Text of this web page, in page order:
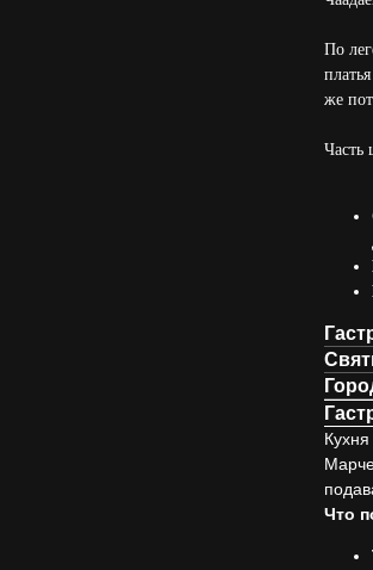
По
же
Часть
Что